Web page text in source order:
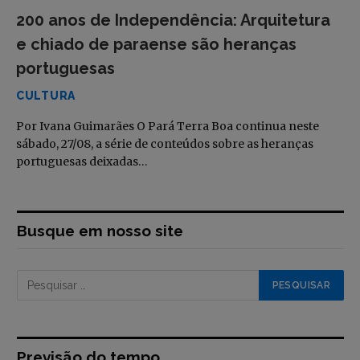
200 anos de Independência: Arquitetura
e chiado de paraense são heranças
portuguesas
CULTURA
Por Ivana Guimarães O Pará Terra Boa continua neste
sábado, 27/08, a série de conteúdos sobre as heranças
portuguesas deixadas…
Busque em nosso site
Previsão do tempo